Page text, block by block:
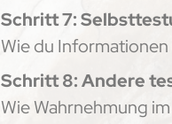
Schritt 7:
Wie du
Schritt 8: Andere
Wie Wahrnehmung